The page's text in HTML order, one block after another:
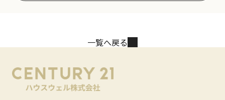
一覧へ戻る